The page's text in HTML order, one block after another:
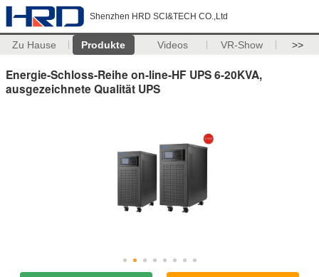
Shenzhen HRD SCI&TECH CO.,Ltd
Zu Hause Produkte Videos VR-Show >>
Energie-Schloss-Reihe on-line-HF UPS 6-20KVA,
ausgezeichnete Qualität UPS